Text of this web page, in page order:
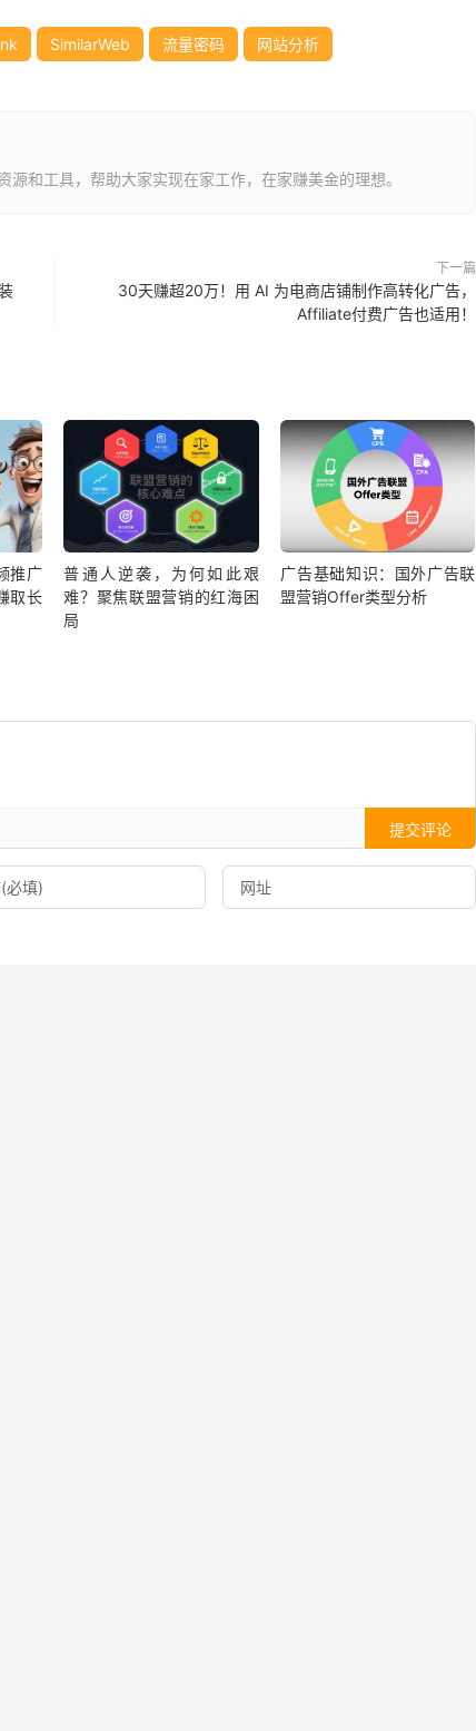
索来源比例并不大，第二大的来源是Social，这也是
SimilarWeb 流量密码 网站分析
和工具，帮助大家实现在家工作，在家赚美金的理想。
下一篇
30天赚超20万！用 AI 为电商店铺制作高转化广告，
Affiliate付费广告也适用！
推广
取长
普通人逆袭，为何如此艰
难？聚焦联盟营销的红海困
局
广告基础知识：国外广告联
盟营销Offer类型分析
提交评论